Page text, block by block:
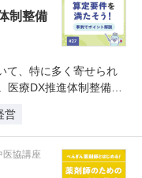
制整備
て、特に多く寄せられ
療DX推進体制整備加
営
医協講座